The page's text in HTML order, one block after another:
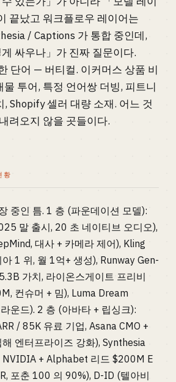
끝났고 워크플로우 레이어는
/ Captions 가 통합 중인데,
싸우나」가 진짜 질문이다.
단어 — 버티컬. 이커머스 상품 비
물 투어, 특정 언어쌍 더빙, 피트니
, Shopify 셀러 대량 소재. 어느 것
려오지 않을 곳들이다.
중인 틈. 1 층 (파운데이션 모델):
말 출시, 20 초 네이티브 오디오),
대사 + 카메라 제어), Kling
1 위, 월 1억+ 생성), Runway Gen-
가치, 라이온스게이트 프리비
컨슈머 + 밈), Luma Dream
운드). 2 층 (아바타 + 립싱크):
/ 85K 유료 기업, Asana CMO +
엔터프라이즈 강화), Synthesia
+ Alphabet 리드 $200M E
포춘 100 의 90%), D-ID (텔아비